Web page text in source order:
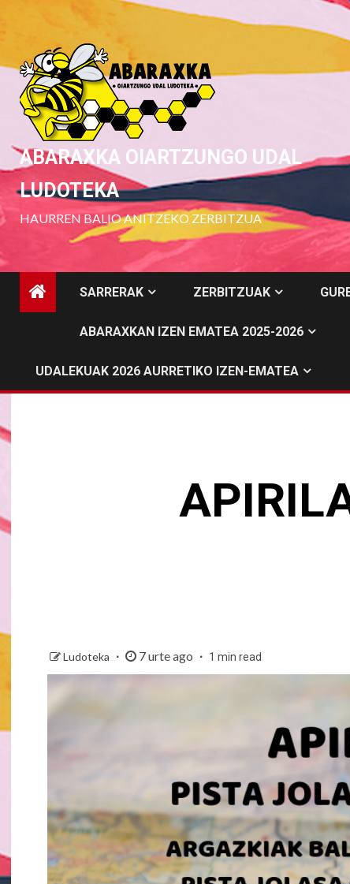
to
content
ABARAXKA OIARTZUNGO UDAL
LUDOTEKA
HAURREN BALIO ANITZEKO ZERBITZUA
SARRERAK ZERBITZUAK
ABARAXKAN IZEN EMATEA 2025-2026
UDALEKUAK 2026 AURRETIKO IZEN-EMATEA
Ludoteka 7 urte ago 1 min read